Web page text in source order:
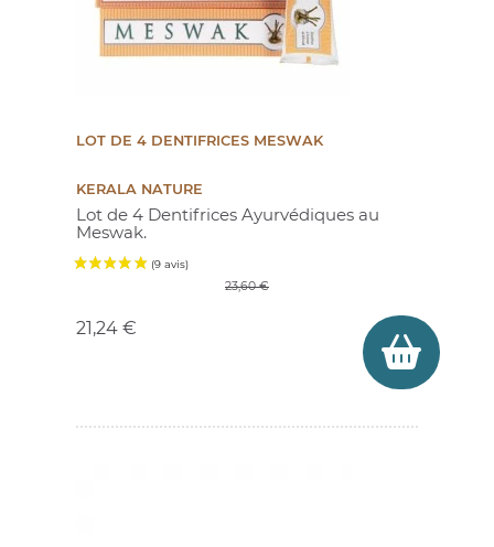
(19 avis)
LOT DE 4 DENTIFRICES MESWAK
KERALA NATURE
Lot de 4 Dentifrices Ayurvédiques au
Meswak.
Prix de base
21,24 €
23,60 €